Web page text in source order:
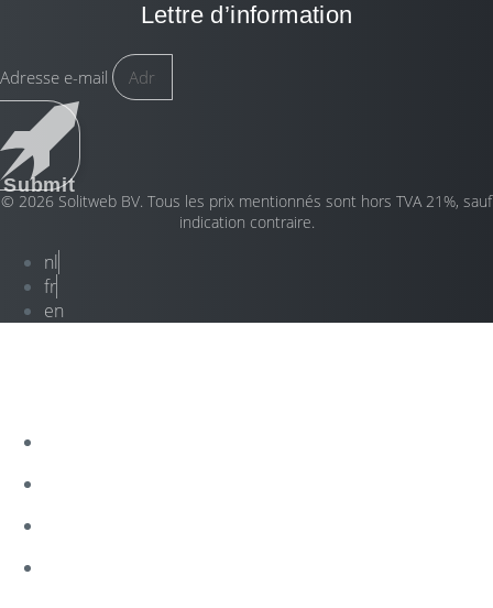
Lettre d’information
Adresse e-mail
Submit
© 2026 Solitweb BV. Tous les prix mentionnés sont hors TVA 21%, sauf
indication contraire.
nl
fr
en